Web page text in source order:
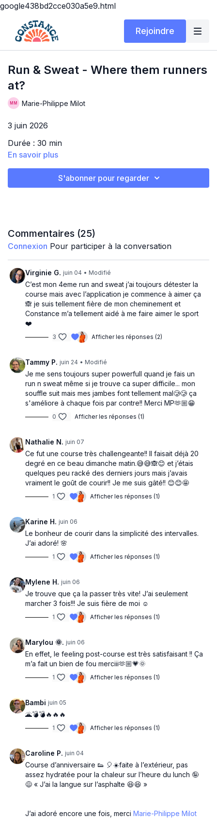
google438bd2cce030a5e9.html
Rejoindre
Run & Sweat - Where them runners
at?
Marie-Philippe Milot
3 juin 2026
Durée : 30 min
Matériel : Souliers de course + tapis roulant
(facultatif)
Salut la gang!! On se retrouve aujourd'hui pour une
WHERE THEM RUNNERS AT?
Mobilité
Warm up
Intervalles : 11x
1 min zone 4-5
1 min récup
En savoir plus
S'abonner pour regarder
Commentaires (25)
Connexion Pour participer à la conversation
Virginie G. juin 04 • Modifié
C’est mon 4eme run and sweat j’ai toujours détester la
course mais avec l’application je commence à aimer ça
🙈 je suis tellement fière de mon cheminement et
Constance m’a tellement aidé à me faire aimer le sport
❤️
3 Afficher les réponses (2)
Tammy P. juin 24 • Modifié
Je me sens toujours super powerfull quand je fais un
run n sweat même si je trouve ca super difficile... mon
souffle suit mais mes jambes font tellement mal🥲🥲 ça
s'améliore à chaque fois par contre!! Merci MP🫶🏼😁
0 Afficher les réponses (1)
Nathalie N. juin 07
Ce fut une course très challengeante!! Il faisait déjà 20
degré en ce beau dimanche matin.😅😅🙈😊 et j’étais
quelques peu racké des derniers jours mais j’avais
vraiment le goût de courir!! Je me suis gâté!! 😊😊🤩
1 Afficher les réponses (1)
Karine H. juin 06
Le bonheur de courir dans la simplicité des intervalles.
J’ai adoré! 🌸
1 Afficher les réponses (1)
Mylene H. juin 06
Je trouve que ça la passer très vite! J’ai seulement
marcher 3 fois!!! Je suis fière de moi ☺️
1 Afficher les réponses (1)
Marylou 🌞. juin 06
En effet, le feeling post-course est très satisfaisant !! Ça
m’a fait un bien de fou merciii🫶🏼💗🌞
1 Afficher les réponses (1)
Bambi juin 05
🌋💣💣🔥🔥🔥
1 Afficher les réponses (1)
Caroline P. juin 04
Course d’anniversaire 👟 🎈☀️faite à l’extérieur, pas
assez hydratée pour la chaleur sur l’heure du lunch 🤪
😅 « J’ai la langue sur l’asphalte 😆😆 »
J’ai adoré encore une fois, merci Marie-Philippe Milot